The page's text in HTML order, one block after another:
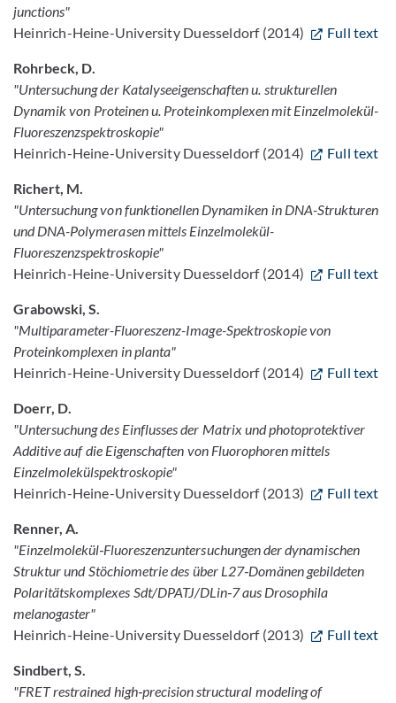
junctions"
Heinrich-Heine-University Duesseldorf (2014)
Full text
Rohrbeck, D.
"Untersuchung der Katalyseeigenschaften u. strukturellen
Dynamik von Proteinen u. Proteinkomplexen mit Einzelmolekül-
Fluoreszenzspektroskopie"
Heinrich-Heine-University Duesseldorf (2014)
Full text
Richert, M.
"Untersuchung von funktionellen Dynamiken in DNA-Strukturen
und DNA-Polymerasen mittels Einzelmolekül-
Fluoreszenzspektroskopie"
Heinrich-Heine-University Duesseldorf (2014)
Full text
Grabowski, S.
"Multiparameter-Fluoreszenz-Image-Spektroskopie von
Proteinkomplexen in planta"
Heinrich-Heine-University Duesseldorf (2014)
Full text
Doerr, D.
"Untersuchung des Einflusses der Matrix und photoprotektiver
Additive auf die Eigenschaften von Fluorophoren mittels
Einzelmolekülspektroskopie"
Heinrich-Heine-University Duesseldorf (2013)
Full text
Renner, A.
"Einzelmolekül‐Fluoreszenzuntersuchungen der dynamischen
Struktur und Stöchiometrie des über L27‐Domänen gebildeten
Polaritätskomplexes Sdt/DPATJ/DLin‐7 aus Drosophila
melanogaster"
Heinrich-Heine-University Duesseldorf (2013)
Full text
Sindbert, S.
"FRET restrained high‐precision structural modeling of